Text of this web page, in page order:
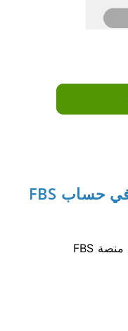
كيف يمكنني إيداع الأموال في حساب FBS
يمكنك إيداع الأموال في حسابك على منصة FBS